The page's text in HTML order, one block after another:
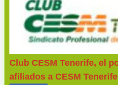
Club CESM Tenerife, el
afiliados a CESM Tenerife